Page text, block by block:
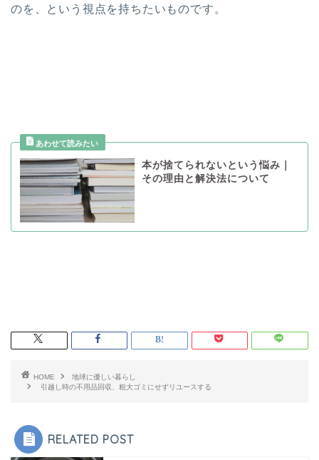
のを、という視点を持ちたいものです。
本が捨てられないという悩み｜
その理由と解決法について
HOME
地球に優しい暮らし
引越し時の不用品回収、粗大ゴミにせずリユースする
RELATED POST